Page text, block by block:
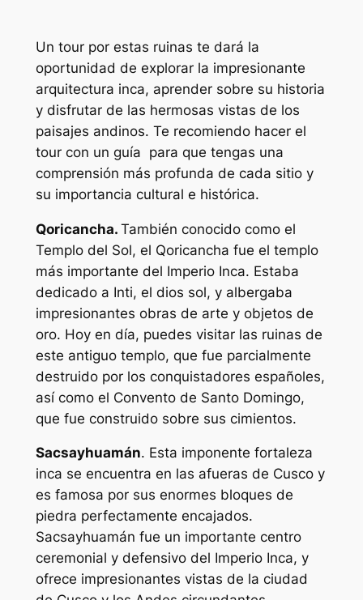
Un tour por estas ruinas te dará la
oportunidad de explorar la impresionante
arquitectura inca, aprender sobre su historia
y disfrutar de las hermosas vistas de los
paisajes andinos. Te recomiendo hacer el
tour con un guía para que tengas una
comprensión más profunda de cada sitio y
su importancia cultural e histórica.
Qoricancha. También conocido como el
Templo del Sol, el Qoricancha fue el templo
más importante del Imperio Inca. Estaba
dedicado a Inti, el dios sol, y albergaba
impresionantes obras de arte y objetos de
oro. Hoy en día, puedes visitar las ruinas de
este antiguo templo, que fue parcialmente
destruido por los conquistadores españoles,
así como el Convento de Santo Domingo,
que fue construido sobre sus cimientos.
Sacsayhuamán. Esta imponente fortaleza
inca se encuentra en las afueras de Cusco y
es famosa por sus enormes bloques de
piedra perfectamente encajados.
Sacsayhuamán fue un importante centro
ceremonial y defensivo del Imperio Inca, y
ofrece impresionantes vistas de la ciudad